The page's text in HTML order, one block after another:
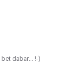
dabar… !-)